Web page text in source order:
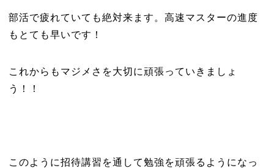
部活で疲れていても絶対来ます。高速マスターの進度
もとても早いです！
これからもマジメさを大切に頑張っていきましょ
う！！
このように招待講習を通して勉強を頑張るようになっ